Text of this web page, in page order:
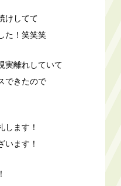
けしてて
た！笑笑笑
実離れしていて
できたので
します！
います！